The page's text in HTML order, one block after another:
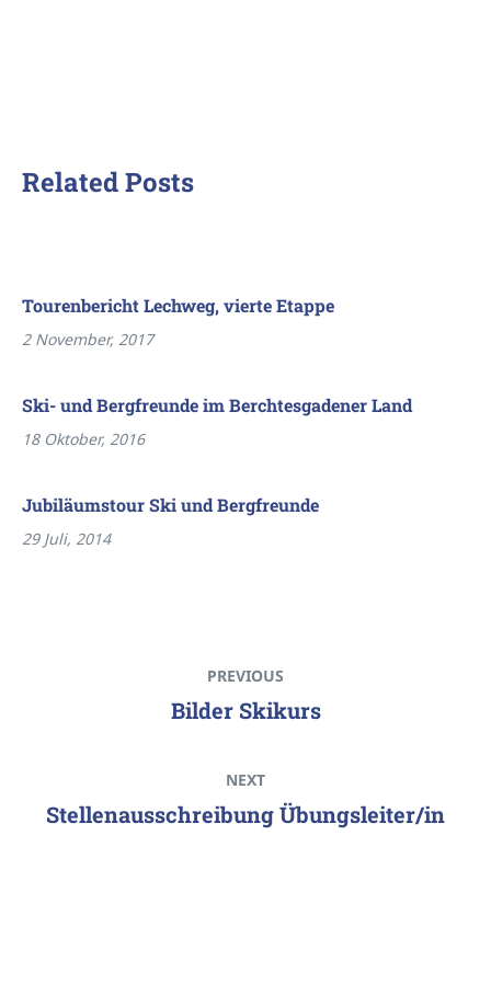
Related Posts
Tourenbericht Lechweg, vierte Etappe
2 November, 2017
Ski- und Bergfreunde im Berchtesgadener Land
18 Oktober, 2016
Jubiläumstour Ski und Bergfreunde
29 Juli, 2014
PREVIOUS
Bilder Skikurs
NEXT
Stellenausschreibung Übungsleiter/in